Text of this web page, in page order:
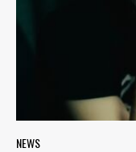
NEWS